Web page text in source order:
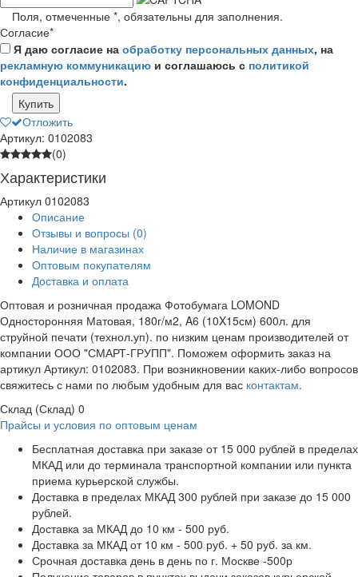
Поля, отмеченные *, обязательны для заполнения.
Согласие*
Я даю согласие на обработку персональных данных, на
рекламную коммуникацию и соглашаюсь с политикой
конфиденциальности.
Купить
Отложить
Артикул: 0102083
(0)
Характеристики
Артикул 0102083
Описание
Отзывы и вопросы (0)
Наличие в магазинах
Оптовым покупателям
Доставка и оплата
Оптовая и розничная продажа Фотобумага LOMOND
Односторонняя Матовая, 180г/м2, A6 (10X15см) 600л. для
струйной печати (технол.уп). по низким ценам производителей от
компании ООО "СМАРТ-ГРУПП". Поможем оформить заказ на
артикул Артикул: 0102083. При возникновении каких-либо вопросов
свяжитесь с нами по любым удобным для вас контактам.
Склад (Склад) 0
Прайсы и условия по оптовым ценам
Бесплатная доставка при заказе от 15 000 рублей в пределах
МКАД или до терминала транспортной компании или пункта
приема курьерской службы.
Доставка в пределах МКАД 300 рублей при заказе до 15 000
рублей.
Доставка за МКАД до 10 км - 500 руб.
Доставка за МКАД от 10 км - 500 руб. + 50 руб. за км.
Срочная доставка день в день по г. Москве -500р